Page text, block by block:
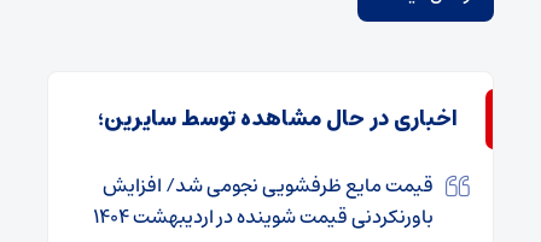
اخباری در حال مشاهده توسط سایرین؛
قیمت مایع ظرفشویی نجومی شد/ افزایش
باورنکردنی قیمت شوینده در اردیبهشت ۱۴۰۴